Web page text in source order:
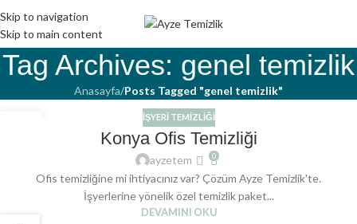
Skip to navigation
Skip to main content
Tag Archives: genel temizlik
Anasayfa/Posts Tagged "genel temizlik"
İŞYERI TEMIZLIĞI
Konya Ofis Temizliği
ayzetem 0
Ofis temizliğine mi ihtiyacınız var? Çözüm Ayze Temizlik'te.
İşyerlerine yönelik özel temizlik paket...
DEVAMINI OKU